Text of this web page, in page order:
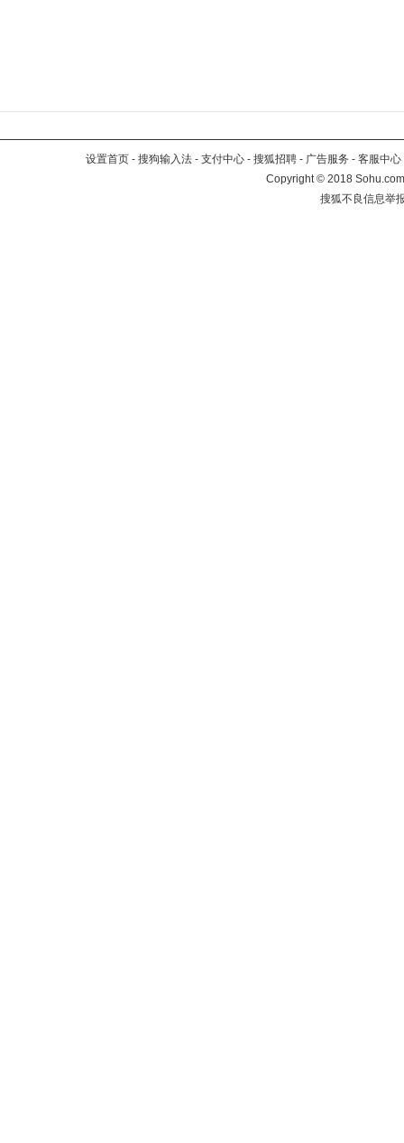
设置首页 - 搜狗输入法 - 支付中心 - 搜狐招聘 - 广告服务 - 客服中心
Copyright©2018
搜狐不良信息举